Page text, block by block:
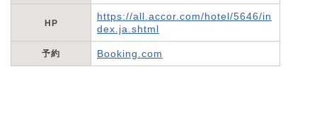
HP
https://all.accor.com/hotel/5646/in
dex.ja.shtml
予約 Booking.com
【最新版】パリ治安情報
当サイト限定クーポン